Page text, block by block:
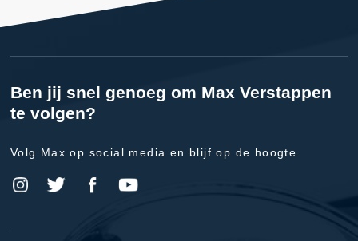
Ben jij snel genoeg om Max Verstappen
te volgen?
Volg Max op social media en blijf op de hoogte.